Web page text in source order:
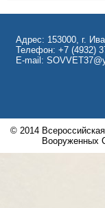
Адрес: 153000, г.
Телефон: +7 (4932)
E-mail:
© 2014
Вооруженных